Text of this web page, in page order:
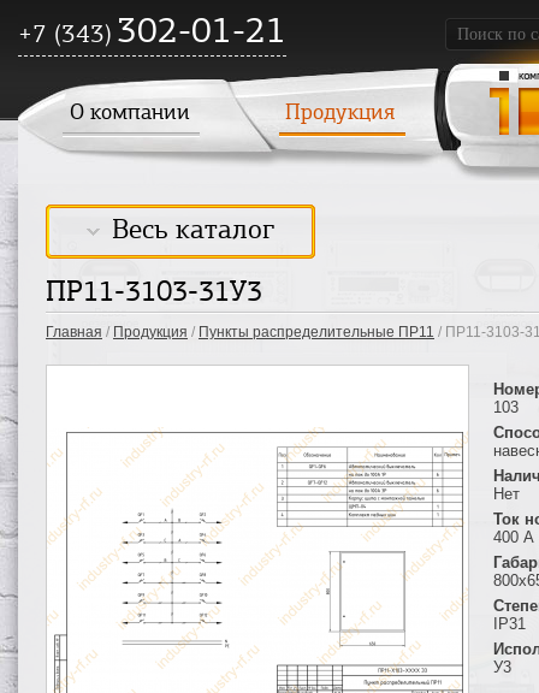
+7 (343) 302-01-21
О компании Продукция
Весь каталог
ПР11-3103-31У3
Главная / Продукция / Пункты распределительные ПР11 / ПР11-3103-
103
Нет
Ток
400 А
IP31
У3